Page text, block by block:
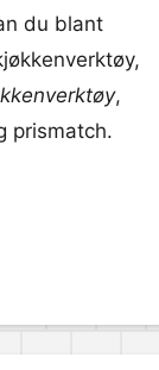
du blant
,
prismatch.